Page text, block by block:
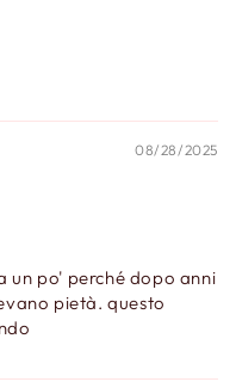
08/28/2025
un po' perché dopo anni
pietà. questo